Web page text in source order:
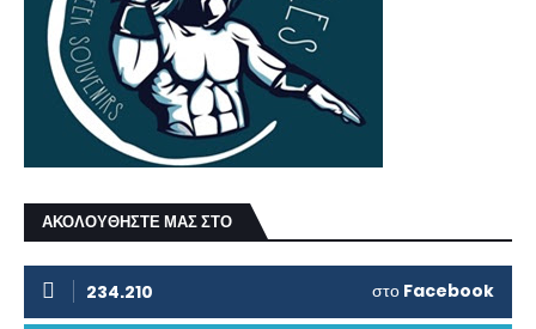
ΑΚΟΛΟΥΘΗΣΤΕ ΜΑΣ ΣΤΟ
234.210 στο Facebook